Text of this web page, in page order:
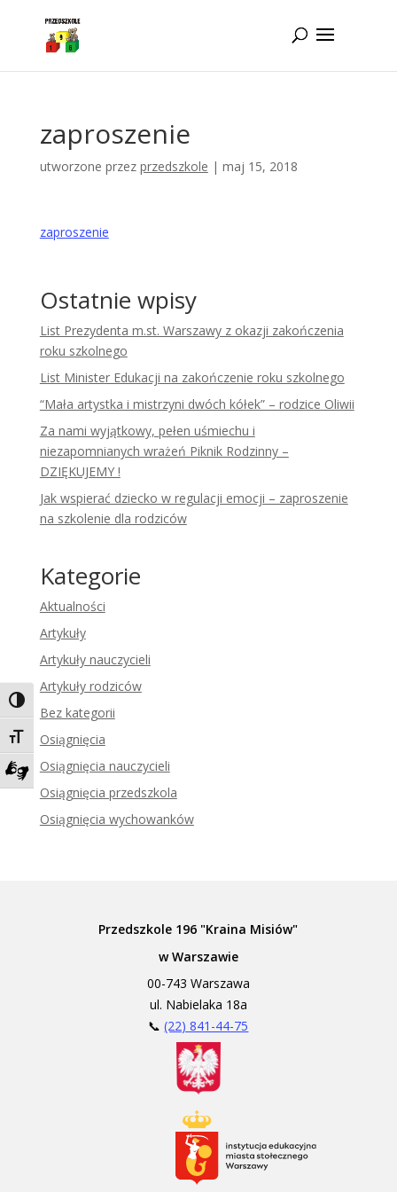
Toggle High Contrast
Toggle Font size
Zadzwoń do tłumacza języka migowego
zaproszenie
utworzone przez przedszkole | maj 15, 2018
zaproszenie
Ostatnie wpisy
List Prezydenta m.st. Warszawy z okazji zakończenia
roku szkolnego
List Minister Edukacji na zakończenie roku szkolnego
“Mała artystka i mistrzyni dwóch kółek” – rodzice Oliwii
Za nami wyjątkowy, pełen uśmiechu i
niezapomnianych wrażeń Piknik Rodzinny –
DZIĘKUJEMY !
Jak wspierać dziecko w regulacji emocji – zaproszenie
na szkolenie dla rodziców
Kategorie
Aktualności
Artykuły
Artykuły nauczycieli
Artykuły rodziców
Bez kategorii
Osiągnięcia
Osiągnięcia nauczycieli
Osiągnięcia przedszkola
Osiągnięcia wychowanków
Przedszkole 196 "Kraina Misiów"
w Warszawie
00-743 Warszawa
ul. Nabielaka 18a
📞(22) 841-44-75